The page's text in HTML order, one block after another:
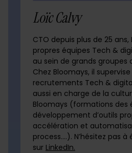
Loïc Calvy
CTO depuis plus de 25
propres équipes Tech &
au sein de grands groupes
Chez Bloomays, il
recrutements Tech &
aussi en charge de la
Bloomays (formations des
développement d’outils
accélération et
process….). N’hésitez pas
sur LinkedIn.